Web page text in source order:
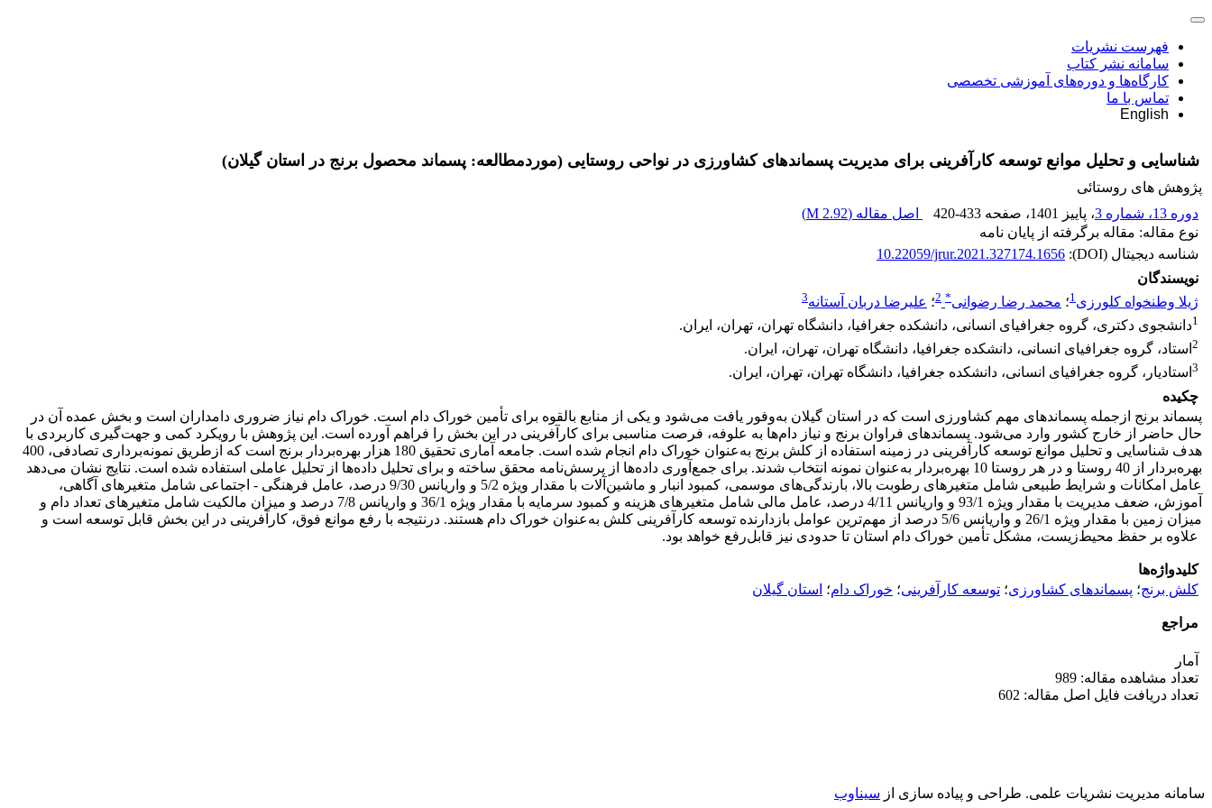
فهرست نشریات
سامانه نشر کتاب
کارگاه‌ها و دوره‌های آموزشی تخصصی
تماس با ما
English
شناسایی و تحلیل موانع توسعه کارآفرینی برای مدیریت پسماندهای کشاورزی در نواحی روستایی (موردمطالعه: پسماند محصول برنج در استان گیلان)
پژوهش های روستائی
دوره 13، شماره 3
، پاییز 1401 ، صفحه 420-433 اصل مقاله (2.92 M
)
نوع مقاله: مقاله برگرفته از پایان نامه
شناسه دیجیتال (DOI):
10.22059/jrur.2021.327174.1656
نویسندگان
ژیلا وطنخواه کلورزی1؛ محمد رضا رضوانی*
2؛ علیرضا دربان آستانه3
1دانشجوی دکتری، گروه جغرافیای انسانی، دانشکده جغرافیا، دانشگاه تهران، تهران، ایران.
2 استاد، گروه جغرافیای انسانی، دانشکده جغرافیا، دانشگاه تهران، تهران، ایران.
3 استادیار، گروه جغرافیای انسانی، دانشکده جغرافیا، دانشگاه تهران، تهران، ایران.
چکیده
پسماند برنج ازجمله پسماندهای مهم کشاورزی است که در استان گیلان به‌وفور یافت می‌شود و یکی از منابع بالقوه برای تأمین خوراک دام است. خوراک دام نیاز ضروری دامداران است و بخش عمده آن در
حال حاضر از خارج کشور وارد می‌شود. پسماندهای فراوان برنج و نیاز دام‌ها به علوفه، فرصت مناسبی برای کارآفرینی در این بخش را فراهم آورده است. این پژوهش با رویکرد کمی و جهت‌گیری کاربردی با
هدف شناسایی و تحلیل موانع توسعه کارآفرینی در زمینه استفاده از کلش برنج به‌عنوان خوراک دام انجام شده است. جامعه آماری تحقیق 180 هزار بهره‌بردار برنج است که ازطریق نمونه‌برداری تصادفی، 400
بهره‌بردار از 40 روستا و در هر روستا 10 بهره‌بردار به‌عنوان نمونه انتخاب شدند. برای جمع‌آوری داده‌ها از پرسش‌نامه محقق ساخته و برای تحلیل داده‌ها از تحلیل عاملی استفاده شده است. نتایج نشان می‌دهد
عامل امکانات و شرایط طبیعی شامل متغیرهای رطوبت بالا، بارندگی‌های موسمی، کمبود انبار و ماشین‌آلات با مقدار ویژه 5/2 و واریانس 9/30 درصد، عامل فرهنگی - اجتماعی شامل متغیرهای آگاهی،
آموزش، ضعف مدیریت با مقدار ویژه 93/1 و واریانس 4/11 درصد، عامل مالی شامل متغیرهای هزینه و کمبود سرمایه با مقدار ویژه 36/1 و واریانس 7/8 درصد و میزان مالکیت شامل متغیرهای تعداد دام و
میزان زمین با مقدار ویژه 26/1 و واریانس 5/6 درصد از مهم‌ترین عوامل بازدارنده توسعه کارآفرینی کلش به‌عنوان خوراک دام هستند. درنتیجه با رفع موانع فوق، کارآفرینی در این بخش قابل توسعه است و
علاوه بر حفظ محیط‌زیست، مشکل تأمین خوراک دام استان تا حدودی نیز قابل‌رفع خواهد بود.
کلیدواژه‌ها
کلش برنج؛ پسماندهای کشاورزی؛ توسعه کارآفرینی؛ خوراک دام؛ استان گیلان
مراجع
آمار
تعداد مشاهده مقاله: 989
تعداد دریافت فایل اصل مقاله: 602
سامانه مدیریت نشریات علمی. طراحی و پیاده سازی از سیناوب